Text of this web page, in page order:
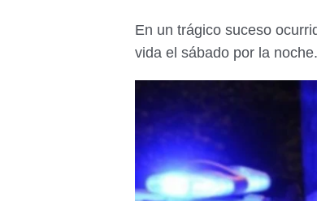
En un trágico suceso
vida el sábado por la noche.